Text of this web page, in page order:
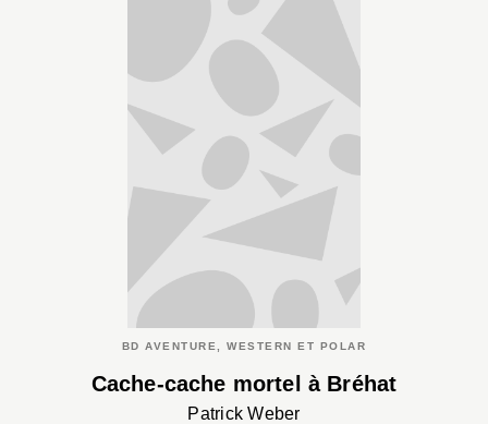
BD AVENTURE, WESTERN ET POLAR
Cache-cache mortel à Bréhat
Patrick Weber